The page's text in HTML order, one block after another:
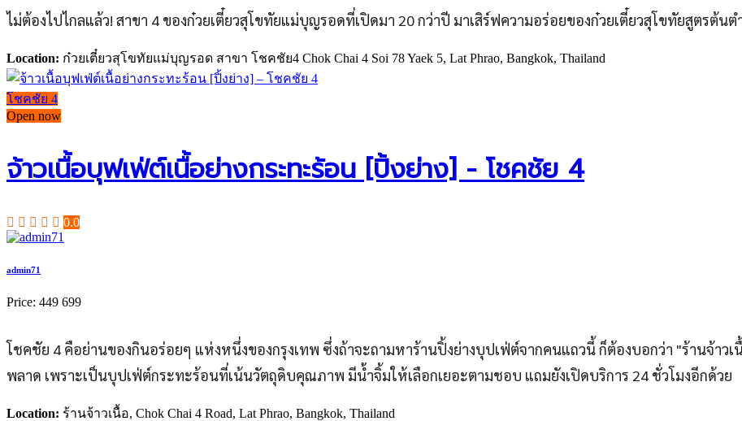
ไม่ต้องไปไกลแล้ว! สาขา 4 ของก๋วยเตี๋ยวสุโขทัยแม่บุญรอดที่เปิดมา 20 กว่าปี มาเสิร์ฟความอร่อยของก๋วยเตี๋ยวสุโขทัยสูตรต้น
Location: ก๋วยเตี๋ยวสุโขทัยแม่บุญรอด สาขา โชคชัย4 Chok Chai 4 Soi 78 Yaek 5, Lat Phrao, Bangkok, Thailand
โชคชัย 4
Open now
จ้าวเนื้อบุฟเฟ่ต์เนื้อย่างกระทะร้อน [ปิ้งย่าง] - โชคชัย 4
0.0
admin71
Price: 449 699
โชคชัย 4 คือย่านของกินอร่อยๆ แห่งหนึ่งของกรุงเทพ ซึ่งถ้าจะถามหาร้านปิ้งย่างบุปเฟ่ต์จากคนแถวนี้ ก็ต้องบอกว่า "ร้านจ้า
พลาด เพราะเป็นบุปเฟ่ต์กระทะร้อนที่เน้นวัตถุดิบคุณภาพ มีน้ำจิ้มให้เลือกเยอะตามชอบ แถมยังเปิดบริการ 24 ชั่วโมงอีกด้วย
Location: ร้านจ้าวเนื้อ, Chok Chai 4 Road, Lat Phrao, Bangkok, Thailand